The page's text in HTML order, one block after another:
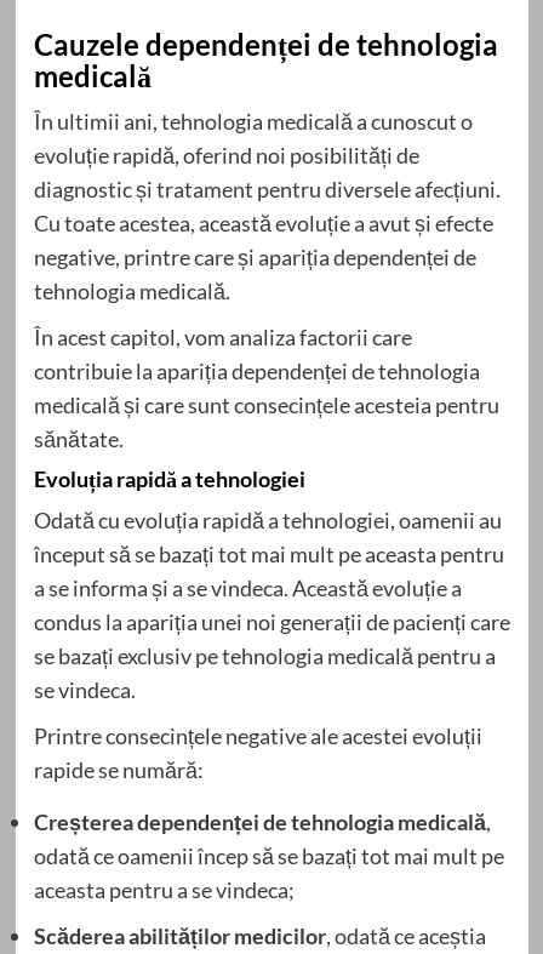
Cauzele dependenței de tehnologia
medicală
În ultimii ani, tehnologia medicală a cunoscut o
evoluție rapidă, oferind noi posibilități de
diagnostic și tratament pentru diversele afecțiuni.
Cu toate acestea, această evoluție a avut și efecte
negative, printre care și apariția dependenței de
tehnologia medicală.
În acest capitol, vom analiza factorii care
contribuie la apariția dependenței de tehnologia
medicală și care sunt consecințele acesteia pentru
sănătate.
Evoluția rapidă a tehnologiei
Odată cu evoluția rapidă a tehnologiei, oamenii au
început să se bazați tot mai mult pe aceasta pentru
a se informa și a se vindeca. Această evoluție a
condus la apariția unei noi generații de pacienți care
se bazați exclusiv pe tehnologia medicală pentru a
se vindeca.
Printre consecințele negative ale acestei evoluții
rapide se numără:
Creșterea dependenței de tehnologia medicală,
odată ce oamenii încep să se bazați tot mai mult pe
aceasta pentru a se vindeca;
Scăderea abilităților medicilor, odată ce aceștia